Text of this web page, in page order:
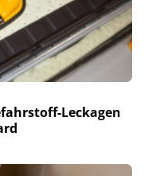
Leckagen